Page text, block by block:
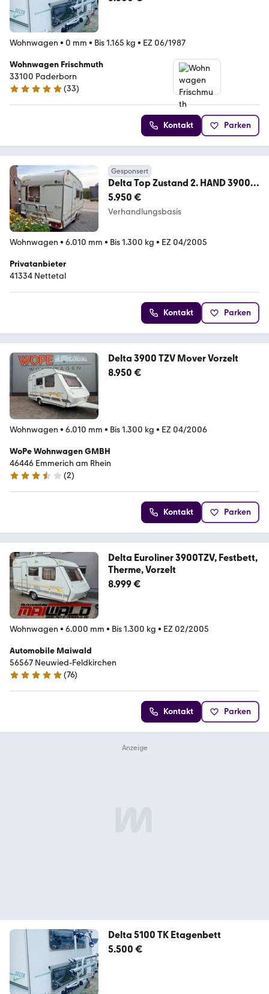
Wohnwagen • 0 mm • Bis 1.165 kg • EZ 06/1987
Wohnwagen Frischmuth
33100 Paderborn
4.8 Sterne
(33)
Kontakt Parken
Gesponsert
Delta Top Zustand 2. HAND 3900
TVZ Euroliner
5.950 €
Verhandlungsbasis
Wohnwagen • 6.010 mm • Bis 1.300 kg • EZ 04/2005
Privatanbieter
41334 Nettetal
Kontakt Parken
Delta 3900 TZV Mover Vorzelt
8.950 €
Wohnwagen • 6.010 mm • Bis 1.300 kg • EZ 04/2006
WoPe Wohnwagen GMBH
46446 Emmerich am Rhein
3.7 Sterne
(2)
Kontakt Parken
Delta Euroliner 3900TZV, Festbett,
Therme, Vorzelt
8.999 €
Wohnwagen • 6.000 mm • Bis 1.300 kg • EZ 02/2005
Automobile Maiwald
56567 Neuwied-Feldkirchen
5 Sterne
(76)
Kontakt Parken
Delta 5100 TK Etagenbett
5.500 €